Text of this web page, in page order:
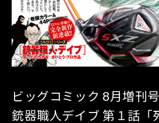
ビッグコミック 8月増刊
銃器職人デイブ 第１話「